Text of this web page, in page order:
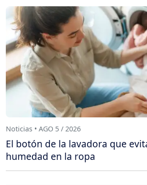
Noticias • AGO 5 / 2026
El botón de la lavadora que
humedad en la ropa